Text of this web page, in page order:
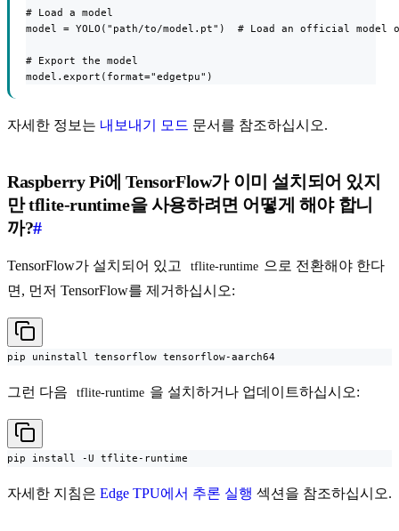
# Load a model
model = YOLO("path/to/model.pt")  # Load an official model
# Export the model
model.export(format="edgetpu")
자세한 정보는 내보내기 모드 문서를 참조하십시오.
Raspberry Pi에 TensorFlow가 이미 설치되어 있지
만 tflite-runtime을 사용하려면 어떻게 해야 합니
까?#
TensorFlow가 설치되어 있고 tflite-runtime 으로 전환해야 한다
면, 먼저 TensorFlow를 제거하십시오:
pip uninstall tensorflow tensorflow-aarch64
그런 다음 tflite-runtime 을 설치하거나 업데이트하십시오:
pip install -U tflite-runtime
자세한 지침은 Edge TPU에서 추론 실행 섹션을 참조하십시오.